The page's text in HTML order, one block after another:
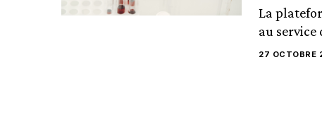
La
au service
27 OCTOBRE